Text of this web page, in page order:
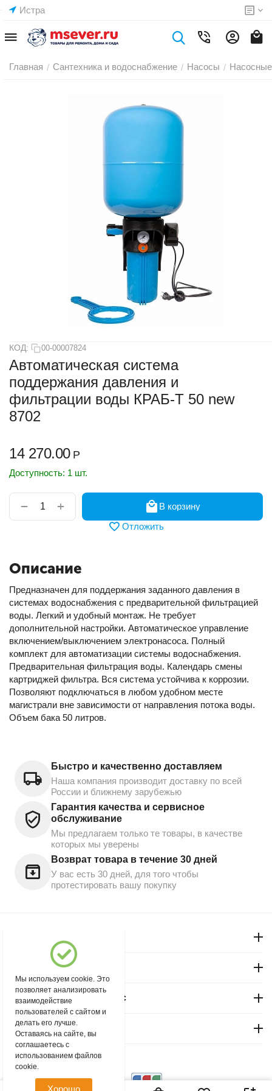
Истра
Главная / Сантехника и водоснабжение / Насосы /
КОД: 00-00007824
Автоматическая система
поддержания давления и
фильтрации воды КРАБ-Т 50 new
8702
14 270.00 Р
Доступность: 1 шт.
+
−
В корзину
Отложить
Описание
Предназначен для поддержания заданного давления в
системах водоснабжения с предварительной фильтрацией
воды. Легкий и удобный монтаж. Не требует
дополнительной настройки. Автоматическое управление
включением/выключением электронасоса. Полный
комплект для автоматизации системы водоснабжения.
Предварительная фильтрация воды. Календарь смены
картриджей фильтра. Вся система устойчива к коррозии.
Позволяют подключаться в любом удобном месте
магистрали вне зависимости от направления потока воды.
Объем бака 50 литров.
Быстро и качественно доставляем
Наша компания производит доставку по всей
России и ближнему зарубежью
Гарантия качества и сервисное
обслуживание
Мы предлагаем только те товары, в качестве
которых мы уверены
Возврат товара в течение 30 дней
У вас есть 30 дней, для того чтобы
протестировать вашу покупку
Магазин "Северный"
Покупательский сервис
Контакты
© 2004 - 2026 msever.ru.
Мы используем cookie. Это
позволяет анализировать
взаимодействие
пользователей с сайтом и
делать его лучше.
Оставаясь на сайте, вы
соглашаетесь с
использованием файлов
cookie.
Хорошо